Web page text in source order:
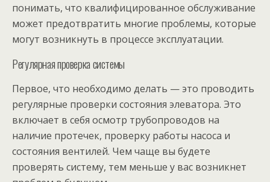
понимать, что квалифицированное обслуживание
может предотвратить многие проблемы, которые
могут возникнуть в процессе эксплуатации.
Регулярная проверка системы
Первое, что необходимо делать — это проводить
регулярные проверки состояния элеватора. Это
включает в себя осмотр трубопроводов на
наличие протечек, проверку работы насоса и
состояния вентилей. Чем чаще вы будете
проверять систему, тем меньше у вас возникнет